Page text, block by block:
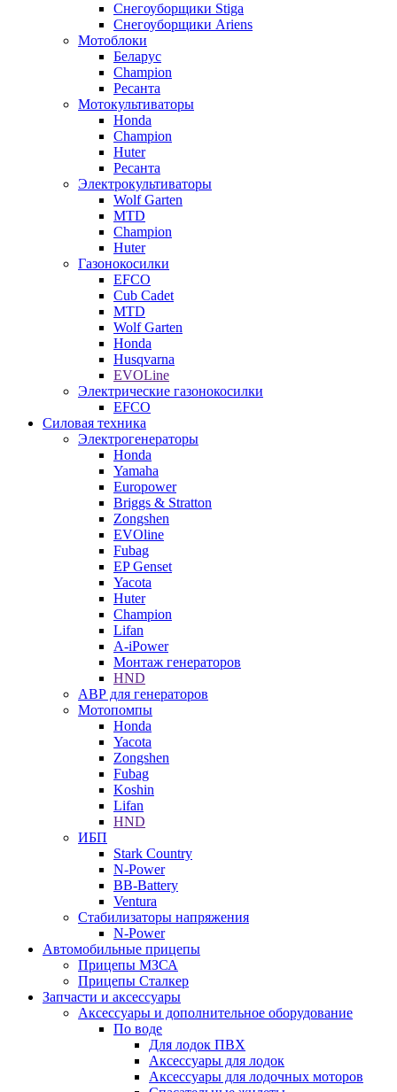
Снегоуборщики Stiga
Снегоуборщики Ariens
Мотоблоки
Беларус
Champion
Ресанта
Мотокультиваторы
Honda
Champion
Huter
Ресанта
Электрокультиваторы
Wolf Garten
MTD
Champion
Huter
Газонокосилки
EFCO
Cub Cadet
MTD
Wolf Garten
Honda
Husqvarna
EVOLine
Электрические газонокосилки
EFCO
Силовая техника
Электрогенераторы
Honda
Yamaha
Europower
Briggs & Stratton
Zongshen
EVOline
Fubag
EP Genset
Yacota
Huter
Champion
Lifan
A-iPower
Монтаж генераторов
HND
АВР для генераторов
Мотопомпы
Honda
Yacota
Zongshen
Fubag
Koshin
Lifan
HND
ИБП
Stark Country
N-Power
BB-Battery
Ventura
Стабилизаторы напряжения
N-Power
Автомобильные прицепы
Прицепы МЗСА
Прицепы Сталкер
Запчасти и аксессуары
Аксессуары и дополнительное оборудование
По воде
Для лодок ПВХ
Аксессуары для лодок
Аксессуары для лодочных моторов